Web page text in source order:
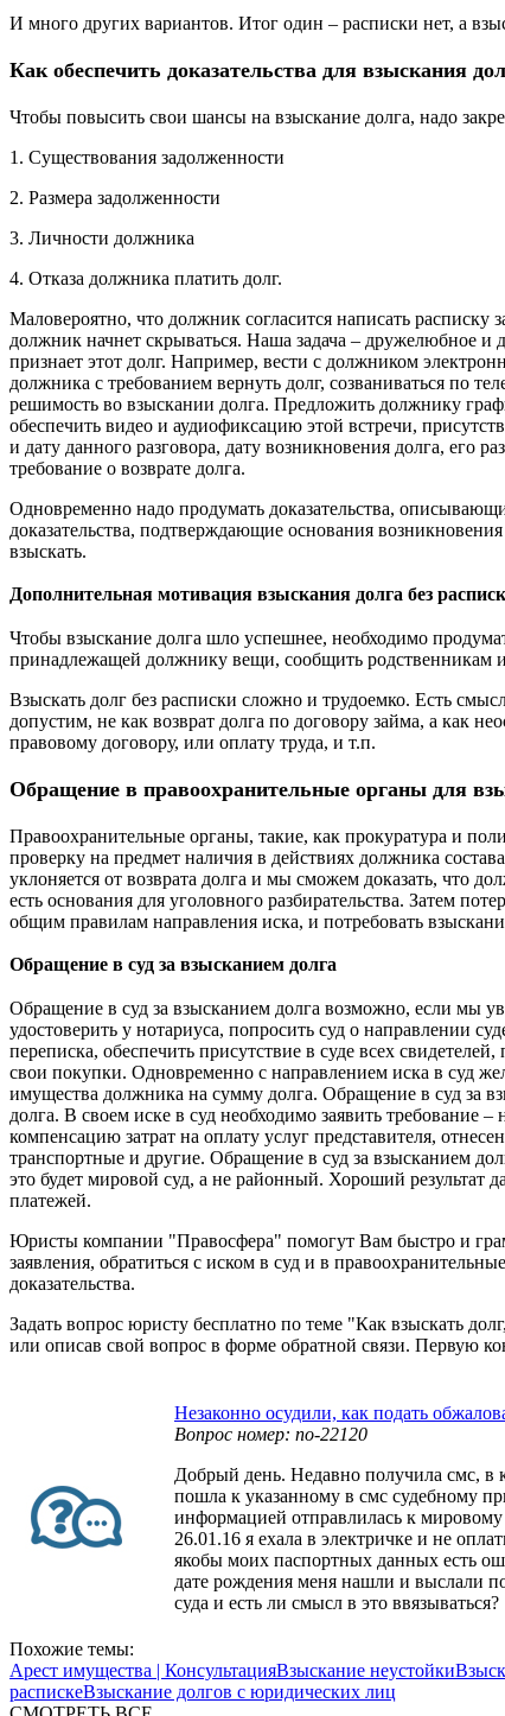
И много других вариантов. Итог один – расписки нет, а
Как обеспечить доказательства для взыскания
Чтобы повысить свои шансы на взыскание долга, надо
1. Существования задолженности
2. Размера задолженности
3. Личности должника
4. Отказа должника платить долг.
Маловероятно, что должник согласится написать
должник начнет скрываться. Наша задача – дружелюбное
признает этот долг. Например, вести с должником
должника с требованием вернуть долг, созваниваться по
решимость во взыскании долга. Предложить должнику
обеспечить видео и аудиофиксацию этой встречи,
и дату данного разговора, дату возникновения долга, его
требование о возврате долга.
Одновременно надо продумать доказательства,
доказательства, подтверждающие основания
взыскать.
Дополнительная мотивация взыскания долга без
Чтобы взыскание долга шло успешнее, необходимо
принадлежащей должнику вещи, сообщить родственникам
Взыскать долг без расписки сложно и трудоемко. Есть
допустим, не как возврат долга по договору займа, а как
правовому договору, или оплату труда, и т.п.
Обращение в правоохранительные органы для
Правоохранительные органы, такие, как прокуратура и
проверку на предмет наличия в действиях должника
уклоняется от возврата долга и мы сможем доказать, что
есть основания для уголовного разбирательства. Затем
общим правилам направления иска, и потребовать
Обращение в суд за взысканием долга
Обращение в суд за взысканием долга возможно, если мы
удостоверить у нотариуса, попросить суд о направлении
переписка, обеспечить присутствие в суде всех
свои покупки. Одновременно с направлением иска в суд
имущества должника на сумму долга. Обращение в суд за
долга. В своем иске в суд необходимо заявить требование
компенсацию затрат на оплату услуг представителя,
транспортные и другие. Обращение в суд за взысканием
это будет мировой суд, а не районный. Хороший результат
платежей.
Юристы компании "Правосфера" помогут Вам быстро и
заявления, обратиться с иском в суд и в
доказательства.
Задать вопрос юристу бесплатно по теме "Как взыскать
или описав свой вопрос в форме обратной связи. Первую
Незаконно осудили, как подать
Вопрос номер: no-22120
Добрый день. Недавно получила смс, в
пошла к указанному в смс судебному
информацией отправлилась к мировому
26.01.16 я ехала в электричке и не
якобы моих паспортных данных есть
дате рождения меня нашли и выслали
суда и есть ли смысл в это ввязываться?
Похожие темы:
Арест имущества | КонсультацияВзыскание неустойки
распискеВзыскание долгов с юридических лиц